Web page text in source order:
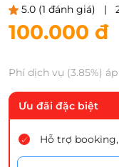
5.0 (1 đánh giá) |
100.000 đ
Phí dịch vụ (3.85%)
Ưu đãi đặc biệt
Hỗ trợ